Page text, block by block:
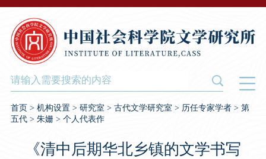
首页> 机构设置> 研究室 > 古代文学研究室 > 历任专家学者> 第
五代> 朱姗 > 个人代表作
《清中后期华北乡镇的文学书写